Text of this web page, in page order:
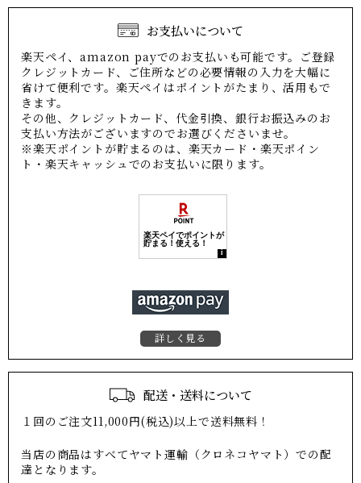
お支払いについて
楽天ペイ、amazon payでのお支払いも可能です。ご登録
クレジットカード、ご住所などの必要情報の入力を大幅に
省けて便利です。楽天ペイはポイントがたまり、活用もで
きます。
その他、クレジットカード、代金引換、銀行お振込みのお
支払い方法がございますのでお選びくださいませ。
※楽天ポイントが貯まるのは、楽天カード・楽天ポイン
ト・楽天キャッシュでのお支払いに限ります。
詳しく見る
配送・送料について
１回のご注文11,000円(税込)以上で送料無料！
当店の商品はすべてヤマト運輸（クロネコヤマト）での配
達となります。